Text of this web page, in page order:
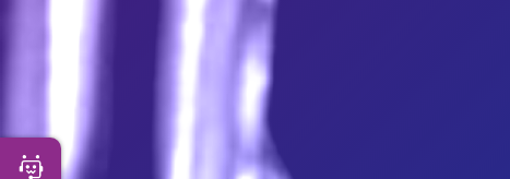
Apri Chatbot